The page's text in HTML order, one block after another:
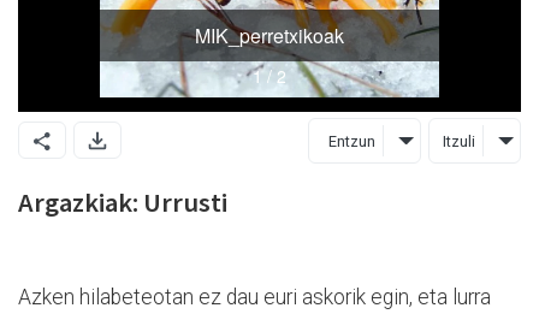
Entzun Itzuli
Argazkiak: Urrusti
Azken hilabeteotan ez dau euri askorik egin, eta lurra